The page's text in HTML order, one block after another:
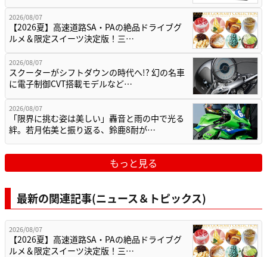
2026/08/07
【2026夏】高速道路SA・PAの絶品ドライブグ
ルメ＆限定スイーツ決定版！三…
2026/08/07
スクーターがシフトダウンの時代へ!? 幻の名車
に電子制御CVT搭載モデルなど…
2026/08/07
「限界に挑む姿は美しい」轟音と雨の中で光る
絆。若月佑美と振り返る、鈴鹿8耐が…
もっと見る
最新の関連記事(ニュース＆トピックス)
2026/08/07
【2026夏】高速道路SA・PAの絶品ドライブグ
ルメ＆限定スイーツ決定版！三…